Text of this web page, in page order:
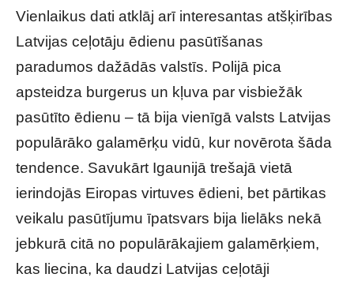
Vienlaikus dati atklāj arī interesantas atšķirības
Latvijas ceļotāju ēdienu pasūtīšanas
paradumos dažādās valstīs. Polijā pica
apsteidza burgerus un kļuva par visbiežāk
pasūtīto ēdienu – tā bija vienīgā valsts Latvijas
populārāko galamērķu vidū, kur novērota šāda
tendence. Savukārt Igaunijā trešajā vietā
ierindojās Eiropas virtuves ēdieni, bet pārtikas
veikalu pasūtījumu īpatsvars bija lielāks nekā
jebkurā citā no populārākajiem galamērķiem,
kas liecina, ka daudzi Latvijas ceļotāji